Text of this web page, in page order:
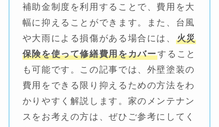
補助金制度を利用することで、費用を大
幅に抑えることができます。また、台風
や大雨による損傷がある場合には、 火災
保険を使って修繕費用をカバーすること
も可能です。この記事では、外壁塗装の
費用をできる限り抑えるための方法をわ
かりやすく解説します。家のメンテナン
スをお考えの方は、ぜひご参考にしてく